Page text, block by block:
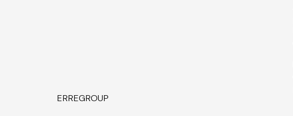
ERREGROUP